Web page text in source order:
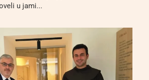
u jami...